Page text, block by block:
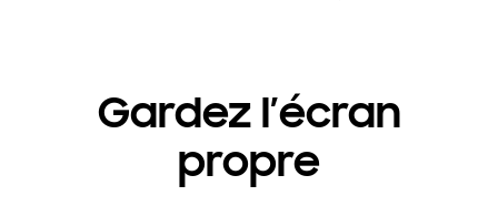
Gardez l’écran
propre